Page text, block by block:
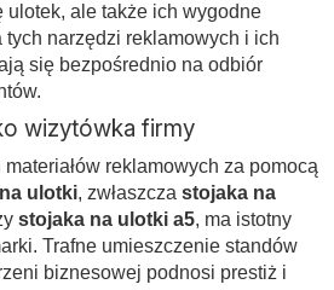
ulotek, ale także ich wygodne
narzędzi reklamowych i ich
się bezpośrednio na odbiór
wizytówka firmy
reklamowych za pomocą
ulotki, zwłaszcza stojaka na
stojaka na ulotki a5, ma istotny
Trafne umieszczenie standów
biznesowej podnosi prestiż i